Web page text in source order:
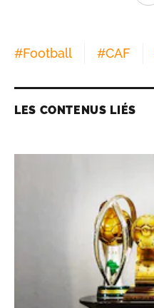
#Football #CAF
LES CONTENUS LIÉS